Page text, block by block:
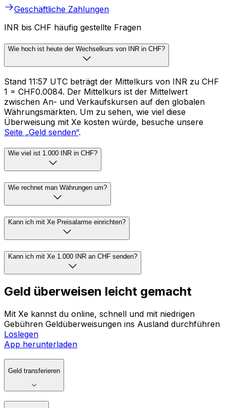
Geschäftliche Zahlungen
INR bis CHF häufig gestellte Fragen
Wie hoch ist heute der Wechselkurs von INR in CHF?
Stand 11:57 UTC beträgt der Mittelkurs von INR zu CHF
₹1 = CHF0.0084. Der Mittelkurs ist der Mittelwert
zwischen An- und Verkaufskursen auf den globalen
Währungsmärkten. Um zu sehen, wie viel diese
Überweisung mit Xe kosten würde, besuche unsere
Seite „Geld senden“.
Wie viel ist 1.000 INR in CHF?
Wie rechnet man Währungen um?
Kann ich mit Xe Preisalarme einrichten?
Kann ich mit Xe 1.000 INR an CHF senden?
Geld überweisen leicht gemacht
Mit Xe kannst du online, schnell und mit niedrigen
Gebühren Geldüberweisungen ins Ausland durchführen
Loslegen
App herunterladen
Geld transferieren